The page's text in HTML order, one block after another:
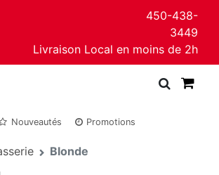
450-438-
3449
Livraison Local en moins de 2h
Nouveautés Promotions
Blonde